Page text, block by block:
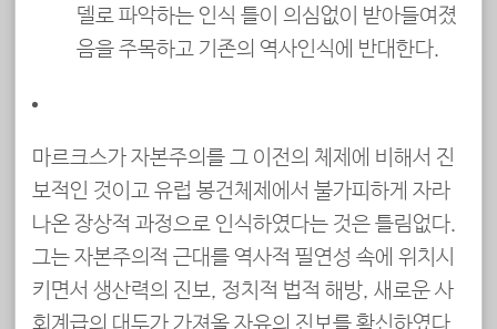
델로 파악하는 인식 틀이 의심없이 받아들여졌
음을 주목하고 기존의 역사인식에 반대한다.
마르크스가 자본주의를 그 이전의 체제에 비해서 진
보적인 것이고 유럽 봉건체제에서 불가피하게 자라
나온 장상적 과정으로 인식하였다는 것은 틀림없다.
그는 자본주의적 근대를 역사적 필연성 속에 위치시
키면서 생산력의 진보, 정치적 법적 해방, 새로운 사